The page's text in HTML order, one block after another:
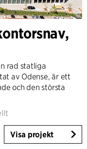
rad statliga
av Odense, är ett
och den största
Visa projekt